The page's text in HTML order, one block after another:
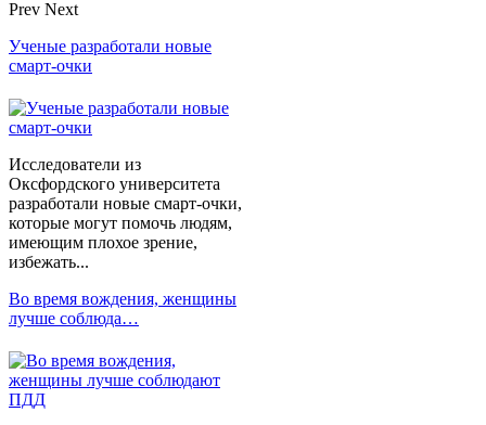
Prev Next
Ученые разработали новые
смарт-очки
Исследователи из
Оксфордского университета
разработали новые смарт-очки,
которые могут помочь людям,
имеющим плохое зрение,
избежать...
Во время вождения, женщины
лучше соблюда…